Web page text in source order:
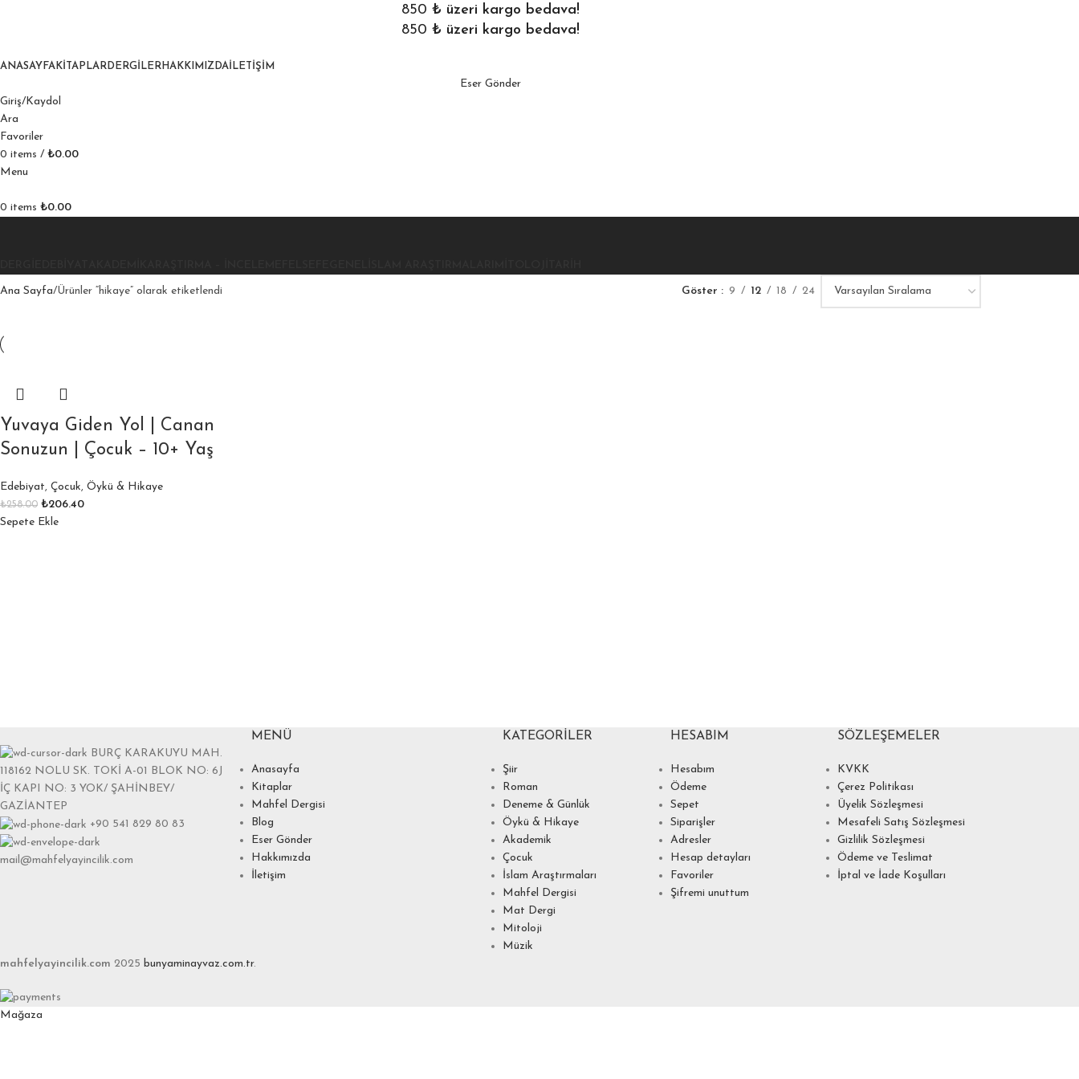
850 ₺ üzeri kargo bedava!
850 ₺ üzeri kargo bedava!
ANASAYFA KITAPLAR DERGILER HAKKIMIZDA İLETIŞIM
Eser Gönder
Giriş/Kaydol
Ara
Favoriler
0 items / ₺0.00
Menu
0 items ₺0.00
Ana Sayfa Ürünler “hikaye” olarak etiketlendi Göster 9 12 18 24
Yuvaya Giden Yol | Canan
Sonuzun | Çocuk – 10+ Yaş
Edebiyat, Çocuk, Öykü & Hikaye
₺258.00 ₺206.40
Sepete Ekle
BURÇ KARAKUYU MAH.
118162 NOLU SK. TOKİ A-01 BLOK NO: 6J
İÇ KAPI NO: 3 YOK/ ŞAHİNBEY/
GAZİANTEP
+90 541 829 80 83
mail@mahfelyayincilik.com
MENÜ
Anasayfa
Kitaplar
Mahfel Dergisi
Blog
Eser Gönder
Hakkımızda
İletişim
KATEGORILER
Şiir
Roman
Deneme & Günlük
Öykü & Hikaye
Akademik
Çocuk
İslam Araştırmaları
Mahfel Dergisi
Mat Dergi
Mitoloji
Müzik
HESABIM
Hesabım
Ödeme
Sepet
Siparişler
Adresler
Hesap detayları
Favoriler
Şifremi unuttum
SÖZLEŞEMELER
KVKK
Çerez Politikası
Üyelik Sözleşmesi
Mesafeli Satış Sözleşmesi
Gizlilik Sözleşmesi
Ödeme ve Teslimat
İptal ve İade Koşulları
mahfelyayincilik.com 2025 bunyaminayvaz.com.tr.
Mağaza